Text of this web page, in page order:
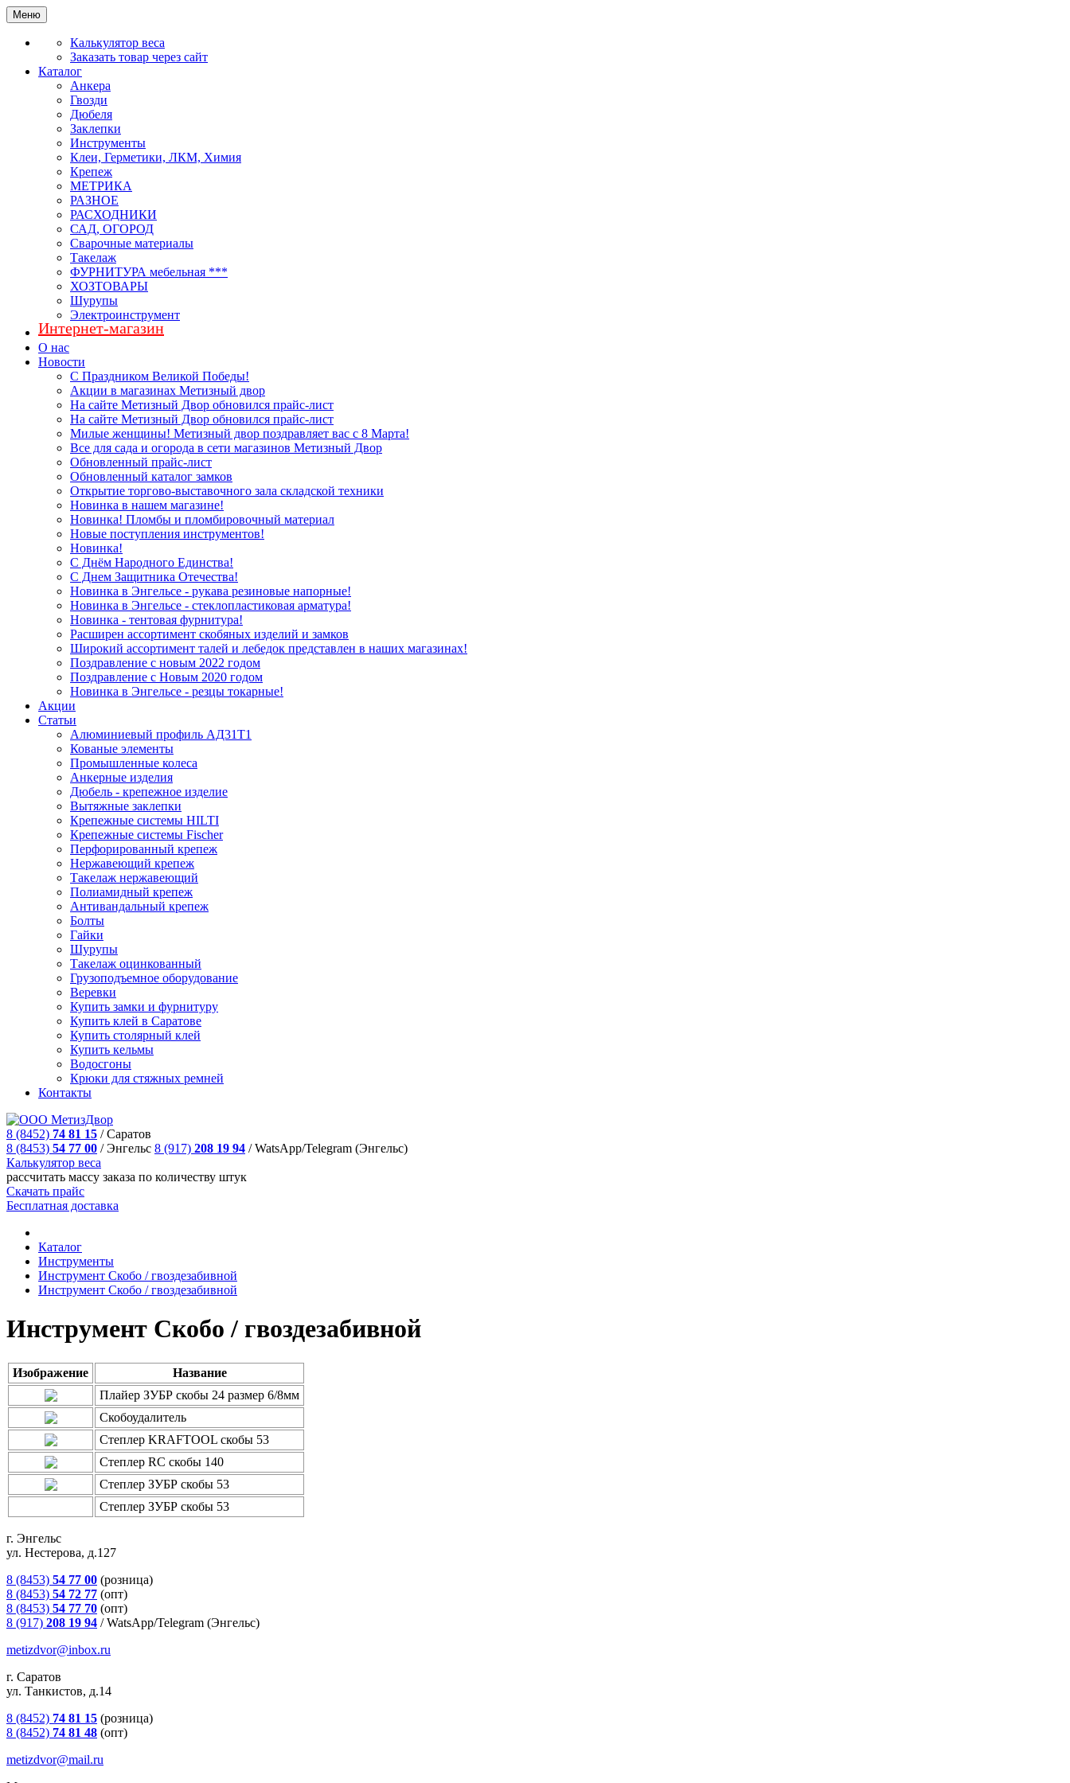
Меню
Калькулятор веса
Заказать товар через сайт
Каталог
Анкера
Гвозди
Дюбеля
Заклепки
Инструменты
Клеи, Герметики, ЛКМ, Химия
Крепеж
МЕТРИКА
РАЗНОЕ
РАСХОДНИКИ
САД, ОГОРОД
Сварочные материалы
Такелаж
ФУРНИТУРА мебельная ***
ХОЗТОВАРЫ
Шурупы
Электроинструмент
Интернет-магазин
О нас
Новости
С Праздником Великой Победы!
Акции в магазинах Метизный двор
На сайте Метизный Двор обновился прайс-лист
На сайте Метизный Двор обновился прайс-лист
Милые женщины! Метизный двор поздравляет вас с 8 Марта!
Все для сада и огорода в сети магазинов Метизный Двор
Обновленный прайс-лист
Обновленный каталог замков
Открытие торгово-выставочного зала складской техники
Новинка в нашем магазине!
Новинка! Пломбы и пломбировочный материал
Новые поступления инструментов!
Новинка!
С Днём Народного Единства!
С Днем Защитника Отечества!
Новинка в Энгельсе - рукава резиновые напорные!
Новинка в Энгельсе - стеклопластиковая арматура!
Новинка - тентовая фурнитура!
Расширен ассортимент скобяных изделий и замков
Широкий ассортимент талей и лебедок представлен в наших магазинах!
Поздравление с новым 2022 годом
Поздравление с Новым 2020 годом
Новинка в Энгельсе - резцы токарные!
Акции
Статьи
Алюминиевый профиль АД31Т1
Кованые элементы
Промышленные колеса
Анкерные изделия
Дюбель - крепежное изделие
Вытяжные заклепки
Крепежные системы HILTI
Крепежные системы Fischer
Перфорированный крепеж
Нержавеющий крепеж
Такелаж нержавеющий
Полиамидный крепеж
Антивандальный крепеж
Болты
Гайки
Шурупы
Такелаж оцинкованный
Грузоподъемное оборудование
Веревки
Купить замки и фурнитуру
Купить клей в Саратове
Купить столярный клей
Купить кельмы
Водосгоны
Крюки для стяжных ремней
Контакты
8 (8452) 74 81 15 /Саратов
8 (8453) 54 77 00 /Энгельс 8 (917) 208 19 94 /WatsApp/Telegram (Энгельс)
Калькулятор веса
рассчитать массу заказа по количеству штук
Скачать прайс
Бесплатная доставка
Каталог
Инструменты
Инструмeнт Скобо / гвоздезабивной
Инструмeнт Скобо / гвоздезабивной
Инструмeнт Скобо / гвоздезабивной
Изображение
Название
Плайер ЗУБР скобы 24 размер 6/8мм
Скобоудалитель
Степлер KRAFTOOL скобы 53
Степлер RC скобы 140
Степлер ЗУБР скобы 53
Степлер ЗУБР скобы 53
г. Энгельс
ул. Нестерова, д.127
8 (8453) 54 77 00 (розница)
8 (8453) 54 72 77 (опт)
8 (8453) 54 77 70 (опт)
8 (917) 208 19 94 /WatsApp/Telegram (Энгельс)
metizdvor@inbox.ru
г. Саратов
ул. Танкистов, д.14
8 (8452) 74 81 15 (розница)
8 (8452) 74 81 48 (опт)
metizdvor@mail.ru